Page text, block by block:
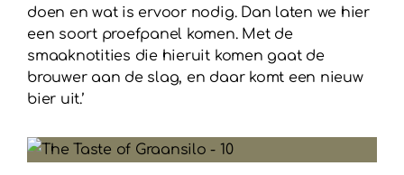
doen en wat is ervoor nodig. Dan laten we hier
een soort proefpanel komen. Met de
smaaknotities die hieruit komen gaat de
brouwer aan de slag, en daar komt een nieuw
bier uit.’